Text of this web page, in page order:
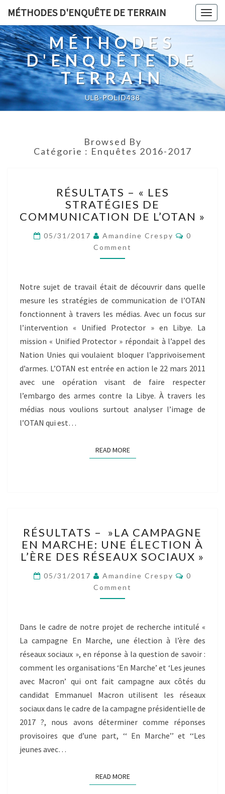
MÉTHODES D'ENQUÊTE DE TERRAIN
MÉTHODES
D'ENQUÊTE DE
TERRAIN
ULB-POLID438
Browsed By
Catégorie : Enquêtes 2016-2017
–
« LES
STRATÉGIES
COMMUNICATION
DE
L’OTAN »
RÉSULTATS – « LES
STRATÉGIES DE
COMMUNICATION DE L’OTAN »
05/31/2017 Amandine Crespy
0
Comment
Notre sujet de travail était de découvrir dans quelle
mesure les stratégies de communication de l’OTAN
fonctionnent à travers les médias. Avec un focus sur
l’intervention « Unified Protector » en Libye. La
mission « Unified Protector » répondait à l’appel des
Nation Unies qui voulaient bloquer l’apprivoisement
d’armes. L’OTAN est entrée en action le 22 mars 2011
avec une opération visant de faire respecter
l’embargo des armes contre la Libye. À travers les
médias nous voulions surtout analyser l’image de
l’OTAN qui est…
READ MOREREAD MORE
–
»LA
CAMPAGNE
MARCHE:
UNE
ÉLECTION
DES
RÉSEAUX
SOCIAUX »
RÉSULTATS – »LA CAMPAGNE
EN MARCHE: UNE ÉLECTION À
L’ÈRE DES RÉSEAUX SOCIAUX »
05/31/2017 Amandine Crespy
0
Comment
Dans le cadre de notre projet de recherche intitulé «
La campagne En Marche, une élection à l’ère des
réseaux sociaux », en réponse à la question de savoir :
comment les organisations ‘En Marche’ et ‘Les jeunes
avec Macron’ qui ont fait campagne aux côtés du
candidat Emmanuel Macron utilisent les réseaux
sociaux dans le cadre de la campagne présidentielle de
2017 ?, nous avons déterminer comme réponses
provisoires que d’une part, ‘‘ En Marche’’ et ‘‘Les
jeunes avec…
READ MOREREAD MORE